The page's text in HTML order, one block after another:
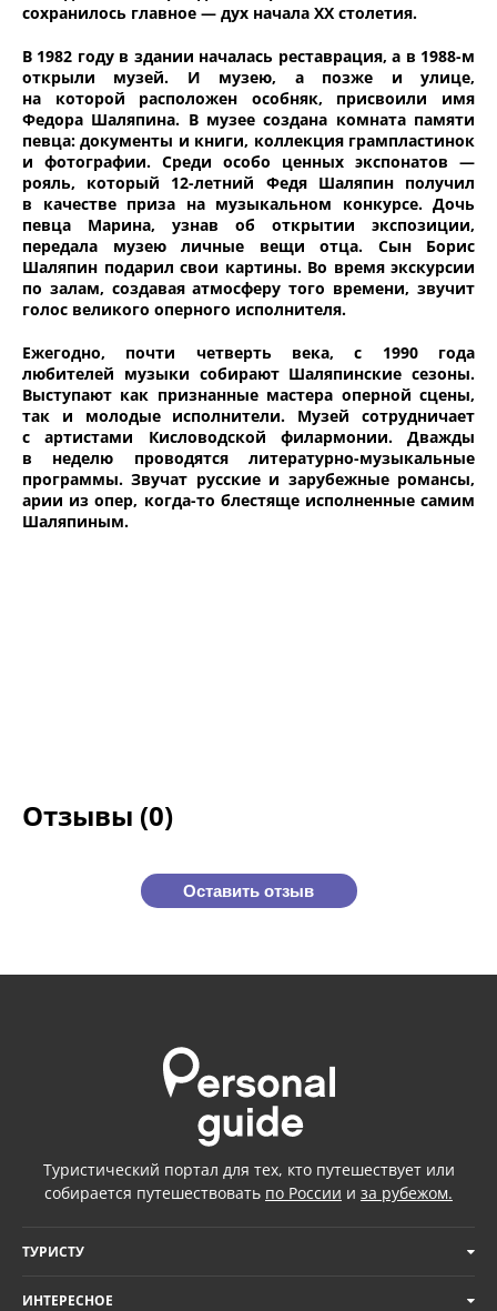
сохранилось главное — дух начала ХХ столетия.
В 1982 году в здании началась реставрация, а в 1988-м
открыли музей. И музею, а позже и улице,
на которой расположен особняк, присвоили имя
Федора Шаляпина. В музее создана комната памяти
певца: документы и книги, коллекция грампластинок
и фотографии. Среди особо ценных экспонатов —
рояль, который 12-летний Федя Шаляпин получил
в качестве приза на музыкальном конкурсе. Дочь
певца Марина, узнав об открытии экспозиции,
передала музею личные вещи отца. Сын Борис
Шаляпин подарил свои картины. Во время экскурсии
по залам, создавая атмосферу того времени, звучит
голос великого оперного исполнителя.
Ежегодно, почти четверть века, с 1990 года
любителей музыки собирают Шаляпинские сезоны.
Выступают как признанные мастера оперной сцены,
так и молодые исполнители. Музей сотрудничает
с артистами Кисловодской филармонии. Дважды
в неделю проводятся литературно-музыкальные
программы. Звучат русские и зарубежные романсы,
арии из опер, когда-то блестяще исполненные самим
Шаляпиным.
Отзывы (0)
Оставить отзыв
Туристический портал для тех, кто путешествует или
собирается путешествовать по России и за рубежом.
ТУРИСТУ
ИНТЕРЕСНОЕ